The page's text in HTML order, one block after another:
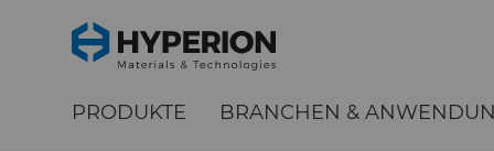
To main content
To menu
PRODUKTE BRANCHEN &